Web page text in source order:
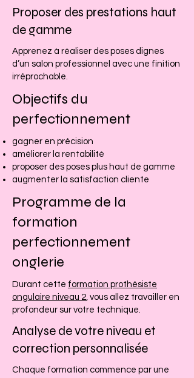
Proposer des prestations haut
de gamme
Apprenez à réaliser des poses dignes
d’un salon professionnel avec une finition
irréprochable.
Objectifs du
perfectionnement
gagner en précision
améliorer la rentabilité
proposer des poses plus haut de gamme
augmenter la satisfaction cliente
Programme de la
formation
perfectionnement
onglerie
Durant cette formation prothésiste
ongulaire niveau 2, vous allez travailler en
profondeur sur votre technique.
Analyse de votre niveau et
correction personnalisée
Chaque formation commence par une